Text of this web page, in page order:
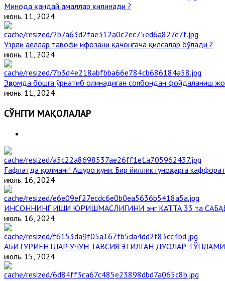
Минода қандай амаллар қилинади ?
июнь. 11, 2024
Узрли аёллар тавофи ифозани қачонгача қилсалар бўлади ?
июнь. 11, 2024
Эҳромда бошга ўрнатиб олинадиган соябондан фойдаланиш
июнь. 11, 2024
СЎНГГИ МАҚОЛАЛАР
Ғафлатда қолманг! Ашуро куни. Бир йиллик гуноҳларга
июль. 16, 2024
ИНСОННИНГ ИШИ ЮРИШМАСЛИГИНИ энг КАТТА 33 та
июль. 16, 2024
АБИТУРИЕНТЛАР УЧУН ТАВСИЯ ЭТИЛГАН ДУОЛАР ТЎПЛАМИ
июль. 15, 2024